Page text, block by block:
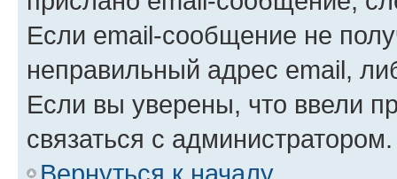
Если email-сообщение не
неправильный адрес email,
Если вы уверены, что ввели
связаться с администратором.
Вернуться к началу